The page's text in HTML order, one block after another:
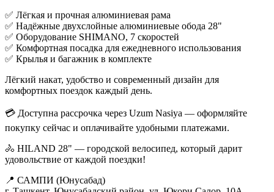
✅ Лёгкая и прочная алюминиевая рама
✅ Надёжные двухслойные алюминиевые обода 28"
✅ Оборудование SHIMANO, 7 скоростей
✅ Комфортная посадка для ежедневного использования
✅ Крылья и багажник в комплекте
Лёгкий накат, удобство и современный дизайн для
комфортных поездок каждый день.
💳 Доступна рассрочка через Uzum Nasiya — оформляйте
покупку сейчас и оплачивайте удобными платежами.
🚴 HILAND 28" — городской велосипед, который дарит
удовольствие от каждой поездки!
📍 САМПИ (Юнусабад)